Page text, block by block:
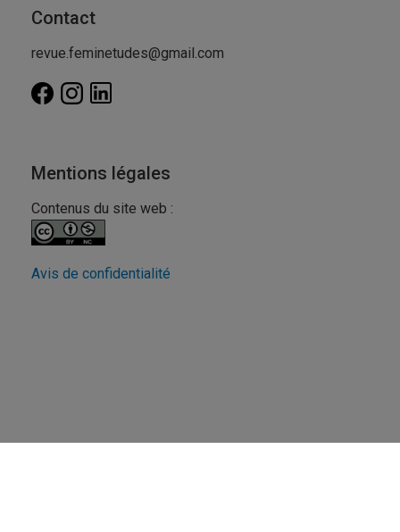
Contact
revue.feminetudes@gmail.com
Mentions légales
Contenus du site web :
Avis de confidentialité